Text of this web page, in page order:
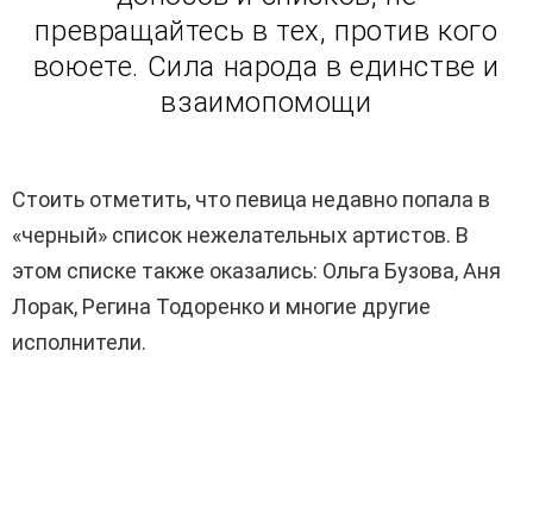
превращайтесь в тех, против кого
воюете. Сила народа в единстве и
взаимопомощи
Стоить отметить, что певица недавно попала в
«черный» список нежелательных артистов. В
этом списке также оказались: Ольга Бузова, Аня
Лорак, Регина Тодоренко и многие другие
исполнители.